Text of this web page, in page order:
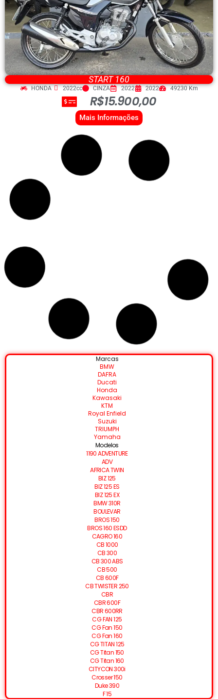
START 160
HONDA 2022cc CINZA 2022 2022 49230 Km
R$15.900,00
Mais Informações
BMW
DAFRA
Ducati
Honda
Kawasaki
KTM
Royal Enfield
Suzuki
TRIUMPH
Yamaha
Marcas
1190 ADVENTURE
ADV
AFRICA TWIN
BIZ 125
BIZ 125 ES
BIZ 125 EX
BMW 310R
BOULEVAR
BROS 150
BROS 160 ESDD
CAGRO 160
CB 1000
CB 300
CB 300 ABS
CB 500
CB 600F
CB TWISTER 250
CBR
CBR 600F
CBR 600RR
CG FAN 125
CG Fan 150
CG Fan 160
CG TITAN 125
CG Titan 150
CG Titan 160
CITYCON 300i
Crosser 150
Duke 390
F 15
Modelos